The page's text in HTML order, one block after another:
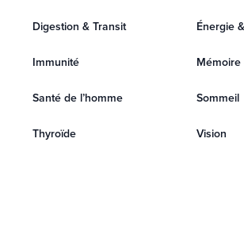
Digestion & Transit Énergie
Immunité
Santé de l’homme Sommeil
Thyroïde Vision